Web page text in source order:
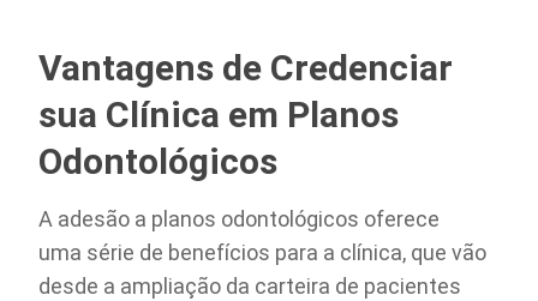
Vantagens de Credenciar
sua Clínica em Planos
Odontológicos
A adesão a planos odontológicos oferece
uma série de benefícios para a clínica, que vão
desde a ampliação da carteira de pacientes